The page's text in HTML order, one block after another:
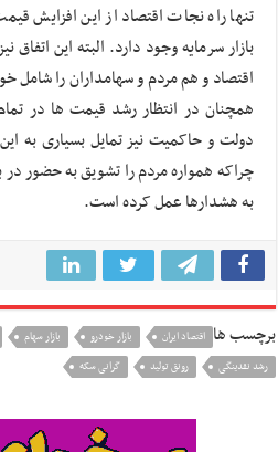
تنها راه نجات اقتصاد از این افزایش
بازار سرمایه وجود دارد. البته این
اقتصاد و هم مردم و سهامداران را شامل
همچنان در انتظار رشد قیمت ها در
دولت و حاکمیت نیز تمایل بسیاری به
چراکه همواره مردم را تشویق به حضور
به هشدارها عمل کرده است.
برچسب ها اقتصاد ایران بازار خودرو بازار سهام
رشد نقدینگی
رونق تولید گرانی سکه